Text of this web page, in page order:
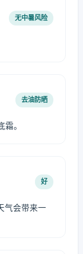
无中暑风险
去油防晒
。
好
气会带来一